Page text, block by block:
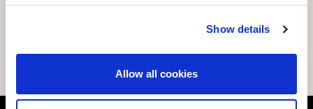
Show details
Allow all cookies
Pagamenti